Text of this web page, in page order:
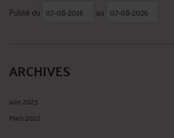
Publié du au
ARCHIVES
Juin 2023
Mars 2022